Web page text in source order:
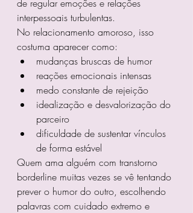
de regular emoções e relações
interpessoais turbulentas.
No relacionamento amoroso, isso
costuma aparecer como:
mudanças bruscas de humor
reações emocionais intensas
medo constante de rejeição
idealização e desvalorização do
parceiro
dificuldade de sustentar vínculos
de forma estável
Quem ama alguém com transtorno
borderline muitas vezes se vê tentando
prever o humor do outro, escolhendo
palavras com cuidado extremo e